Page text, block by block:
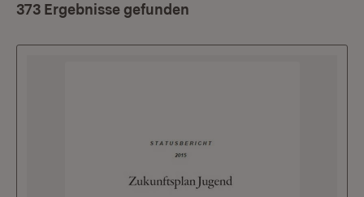
373 Ergebnisse gefunden